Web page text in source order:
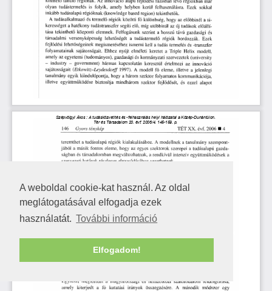
A weboldal cookie-kat használ. Az oldal
meglátogatásával elfogadja ezek
használatát. További információ
Elfogadom!